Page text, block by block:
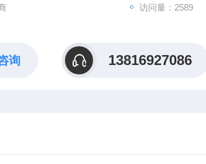
访问量：2589
询 13816927086